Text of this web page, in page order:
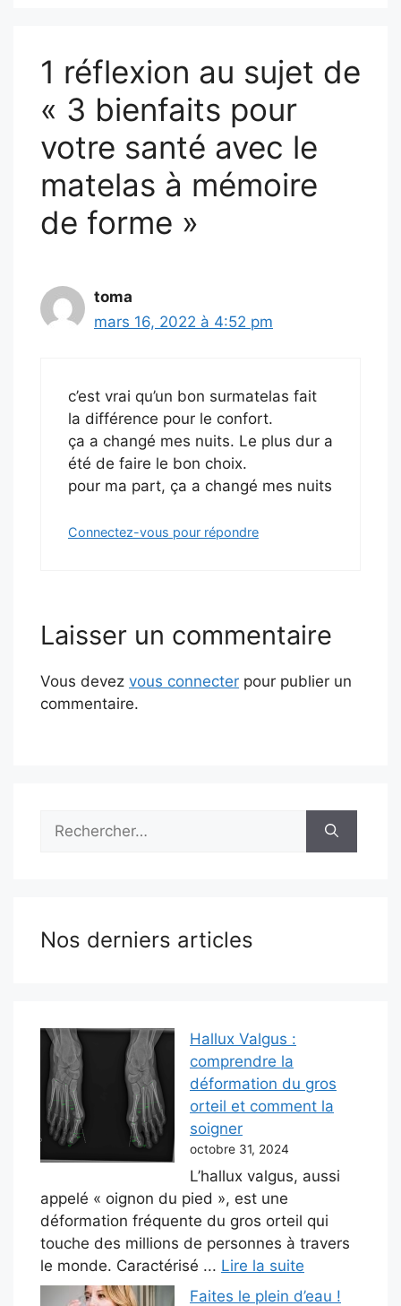
1 réflexion au sujet de
« 3 bienfaits pour
votre santé avec le
matelas à mémoire
de forme »
toma
mars 16, 2022 à 4:52 pm
c’est vrai qu’un bon surmatelas fait
la différence pour le confort.
ça a changé mes nuits. Le plus dur a
été de faire le bon choix.
pour ma part, ça a changé mes nuits
Connectez-vous pour répondre
Laisser un commentaire
Vous devez vous connecter pour publier un
commentaire.
Nos derniers articles
Hallux Valgus :
comprendre la
déformation du gros
orteil et comment la
soigner
octobre 31, 2024
L’hallux valgus, aussi
appelé « oignon du pied », est une
déformation fréquente du gros orteil qui
touche des millions de personnes à travers
le monde. Caractérisé ... Lire la suite
Faites le plein d’eau !